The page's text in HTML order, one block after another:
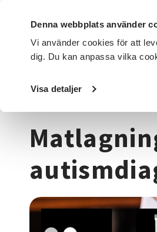
Denna webbplats använder
Vi använder cookies för att
dig. Du kan anpassa vilka
Visa detaljer
DET HÄR GÖR VI FÖR DIG SOM
Startsida / Kurser och